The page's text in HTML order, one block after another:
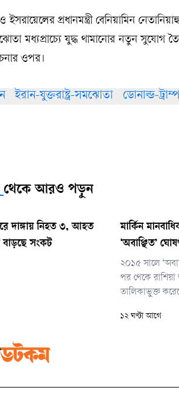
প্রধানমন্ত্রী বেনিয়ামিন
মধ্যপ্রাচ্যে যুদ্ধ থামানোর নতুন
ওপর।
ইরান-যুক্তরাষ্ট্র-সমঝোতা ডোনাল্ড-ট্রাম্প
থেকে আরও পড়ুন
দাঙ্গায় নিহত ৩, আহত
সংকট
মার্কিন
‘অবাঞ্ছিত’
২০১৫ সালে
পর থেকে
তালিকাভুক্ত
সংবাদমাধ্যম এবং
১২ ঘণ্টা আগে